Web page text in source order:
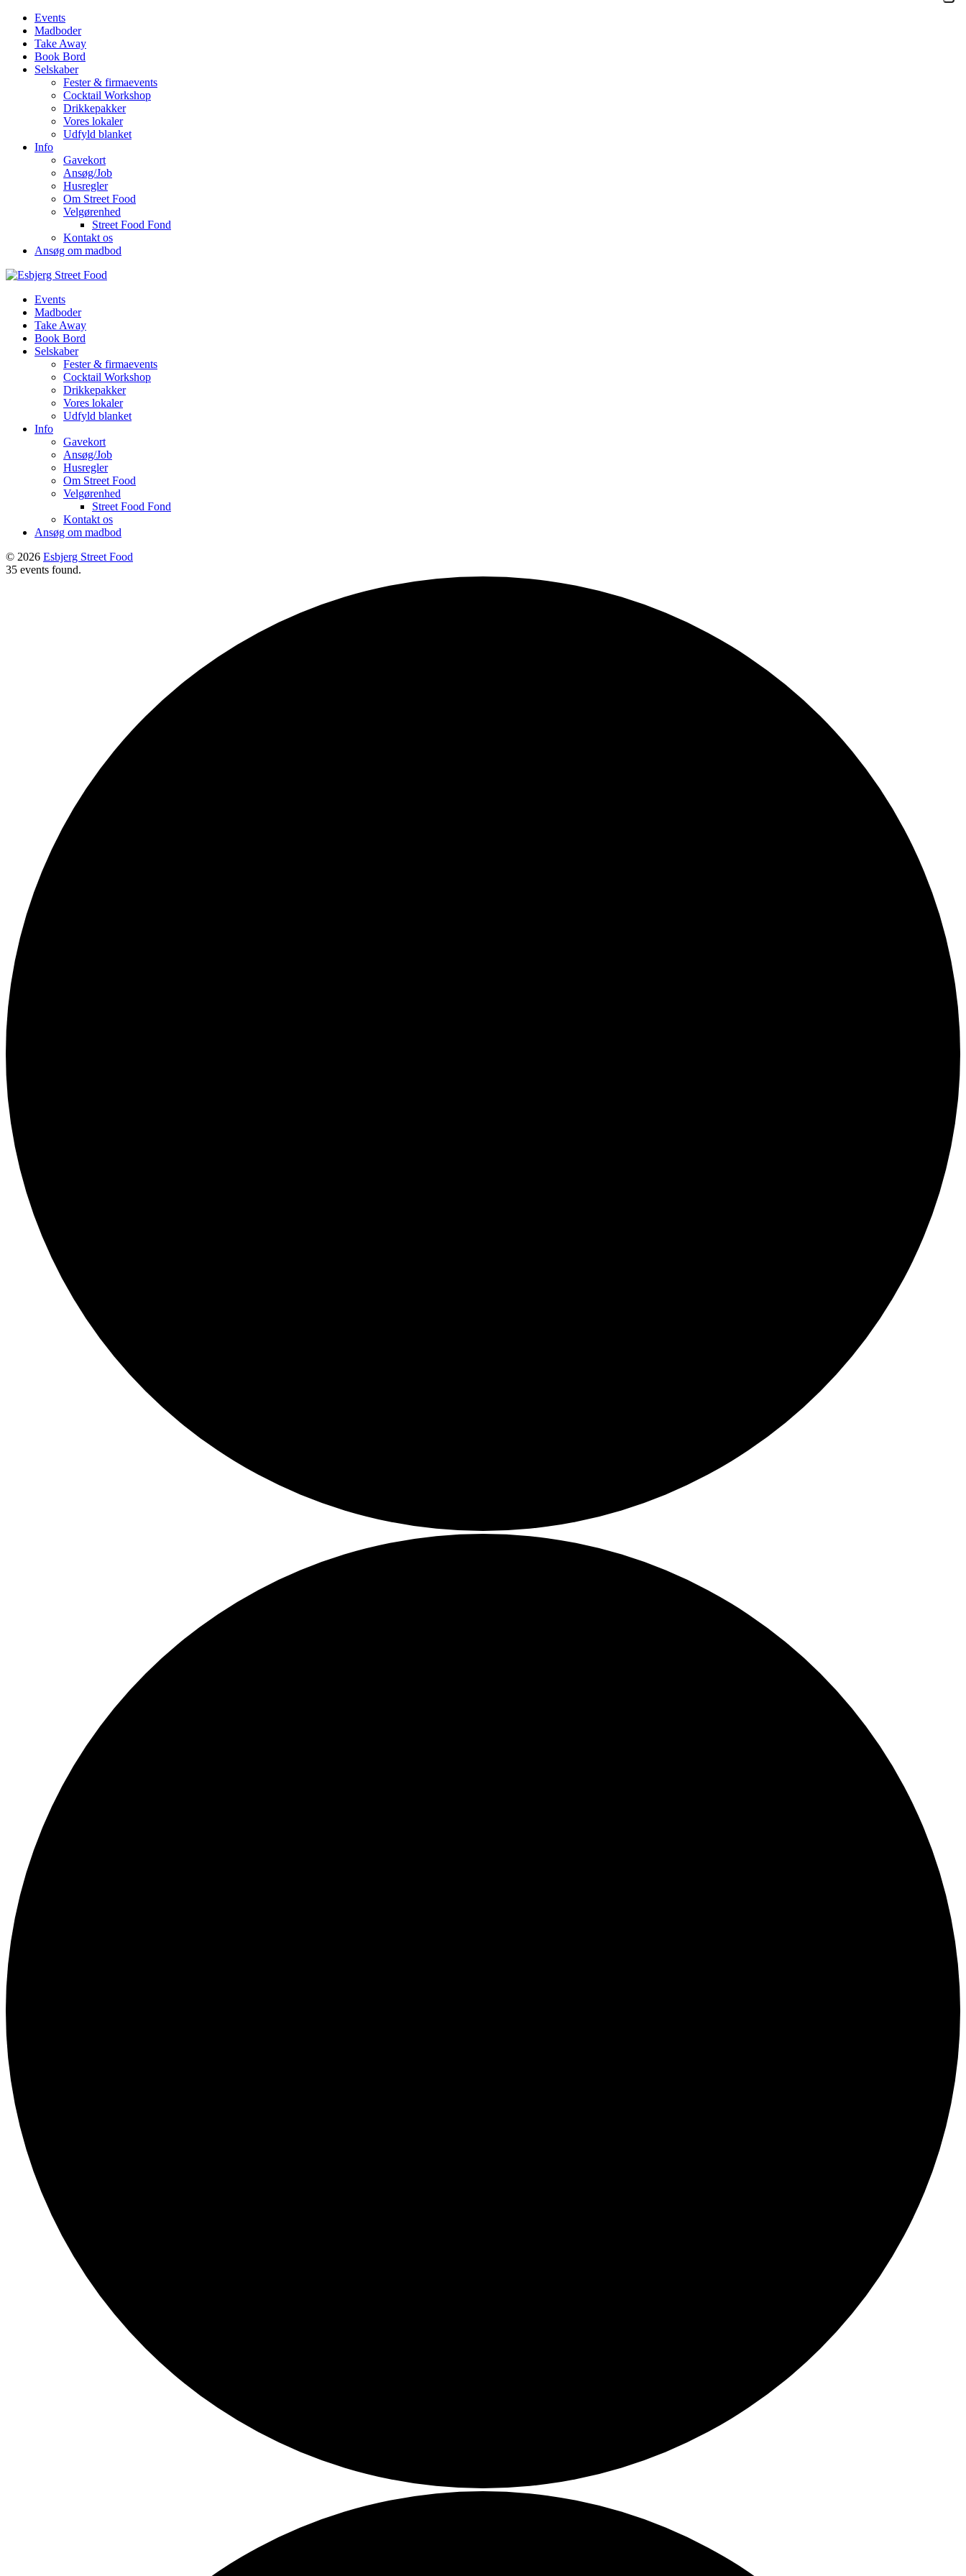
Events
Madboder
Take Away
Book Bord
Selskaber
Fester & firmaevents
Cocktail Workshop
Drikkepakker
Vores lokaler
Udfyld blanket
Info
Gavekort
Ansøg/Job
Husregler
Om Street Food
Velgørenhed
Street Food Fond
Kontakt os
Ansøg om madbod
Events
Madboder
Take Away
Book Bord
Selskaber
Fester & firmaevents
Cocktail Workshop
Drikkepakker
Vores lokaler
Udfyld blanket
Info
Gavekort
Ansøg/Job
Husregler
Om Street Food
Velgørenhed
Street Food Fond
Kontakt os
Ansøg om madbod
© 2026 Esbjerg Street Food
35 events found.